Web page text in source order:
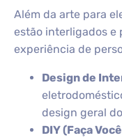
Além da arte para
estão interligados e
experiência de
Design de
design geral
DIY (Faça